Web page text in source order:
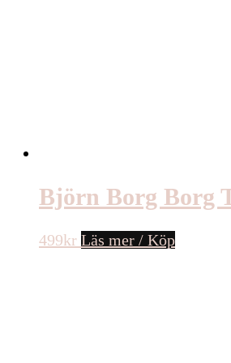
Björn Borg Borg
499kr Läs mer / Köp